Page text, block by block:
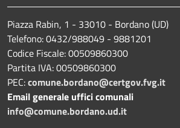
Piazza Rabin, 1 - 33010 - Bordano (UD)
Telefono: 0432/988049 - 9881201
Codice Fiscale: 00509860300
Partita IVA: 00509860300
PEC:comune.bordano@certgov.fvg.it
Email generale uffici comunali
info@comune.bordano.ud.it